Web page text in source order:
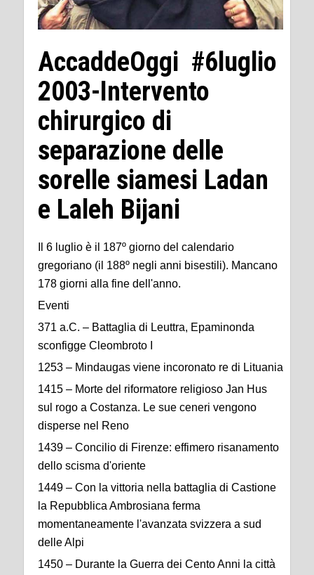
AccaddeOggi #6luglio
2003-Intervento
chirurgico di
separazione delle
sorelle siamesi Ladan
e Laleh Bijani
Il 6 luglio è il 187º giorno del calendario
gregoriano (il 188º negli anni bisestili). Mancano
178 giorni alla fine dell'anno.
Eventi
371 a.C. – Battaglia di Leuttra, Epaminonda
sconfigge Cleombroto I
1253 – Mindaugas viene incoronato re di Lituania
1415 – Morte del riformatore religioso Jan Hus
sul rogo a Costanza. Le sue ceneri vengono
disperse nel Reno
1439 – Concilio di Firenze: effimero risanamento
dello scisma d'oriente
1449 – Con la vittoria nella battaglia di Castione
la Repubblica Ambrosiana ferma
momentaneamente l'avanzata svizzera a sud
delle Alpi
1450 – Durante la Guerra dei Cento Anni la città